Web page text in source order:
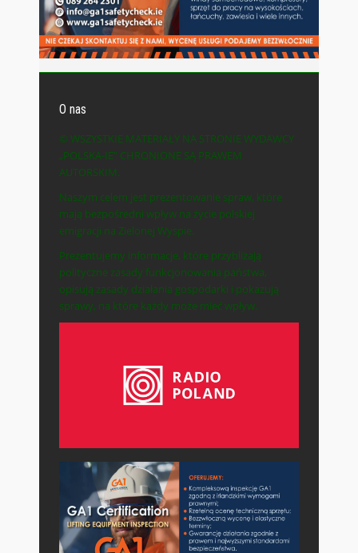
O nas
© WSZYSTKIE MATERIAŁY NA STRONIE WYDAWCY
„POLSKA-IE” CHRONIONE SĄ PRAWEM
AUTORSKIM.
Naszym celem jest prezentowanie spraw, które
mają bezpośredni wpływ na życie polskiej
emigracji na Zielonej Wyspie.
Prezentujemy informacje, które przybliżają
polityczne zasady funkcjonowania państwa,
opisują zasady działania gospodarki i pokazują
sprawy, na które każdy może mieć wpływ.